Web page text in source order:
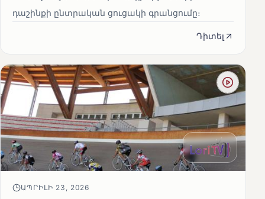
դաշինքի ընտրական ցուցակի գրանցումը։
Դիտել
ԱՊՐԻԼԻ 23, 2026